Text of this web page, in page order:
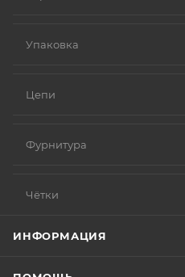
Упаковка
Цепи
Фурнитура
Чётки
ИНФОРМАЦИЯ